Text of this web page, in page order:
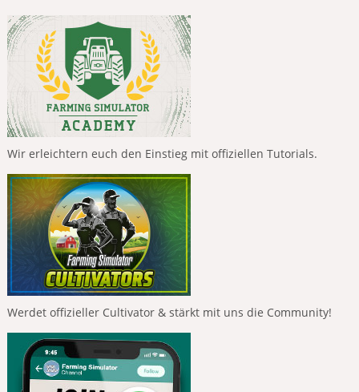
Wir erleichtern euch den Einstieg mit offiziellen Tutorials.
Werdet offizieller Cultivator & stärkt mit uns die Community!